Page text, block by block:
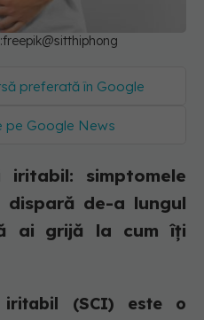
preferată în Google
pe Google News
iritabil: simptomele
de-a lungul
ai grijă la cum îți
iritabil (SCI) este o